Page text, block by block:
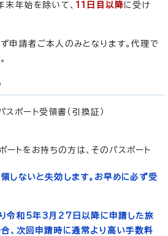
末年始を除いて、 11日目以降に受け
申請者ご本人のみとなります。代理で
ポート受領書（引換証）
ートをお持ちの方は、そのパスポート
ないと失効します。お早めに必ず受
り令和5年3月27日以降に申請した旅
、次回申請時に通常より高い手数料